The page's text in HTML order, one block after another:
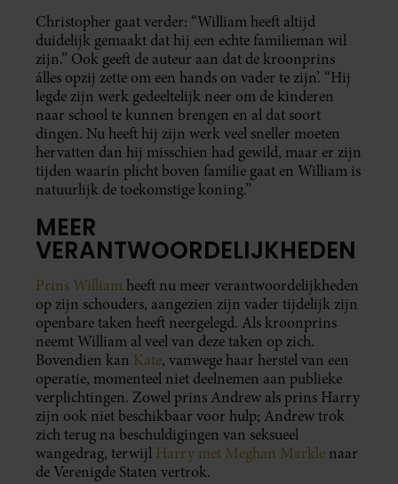
Christopher gaat verder: “William heeft altijd
duidelijk gemaakt dat hij een echte familieman wil
zijn.” Ook geeft de auteur aan dat de kroonprins
álles opzij zette om een hands on vader te zijn’. “Hij
legde zijn werk gedeeltelijk neer om de kinderen
naar school te kunnen brengen en al dat soort
dingen. Nu heeft hij zijn werk veel sneller moeten
hervatten dan hij misschien had gewild, maar er zijn
tijden waarin plicht boven familie gaat en William is
natuurlijk de toekomstige koning.”
MEER
VERANTWOORDELIJKHEDEN
Prins William heeft nu meer verantwoordelijkheden
op zijn schouders, aangezien zijn vader tijdelijk zijn
openbare taken heeft neergelegd. Als kroonprins
neemt William al veel van deze taken op zich.
Bovendien kan Kate, vanwege haar herstel van een
operatie, momenteel niet deelnemen aan publieke
verplichtingen. Zowel prins Andrew als prins Harry
zijn ook niet beschikbaar voor hulp; Andrew trok
zich terug na beschuldigingen van seksueel
wangedrag, terwijl Harry met Meghan Markle naar
de Verenigde Staten vertrok.